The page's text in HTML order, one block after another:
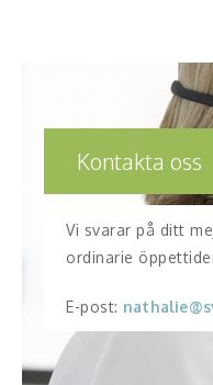
Kontakta oss
Vi svarar på ditt
ordinarie
E-post: